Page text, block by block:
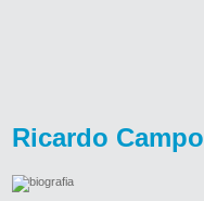
Ricardo